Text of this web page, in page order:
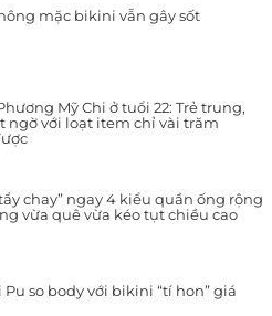
mặc bikini vẫn gây sốt
Mỹ Chi ở tuổi 22: Trẻ trung,
ngờ với loạt item chỉ vài trăm
chay” ngay 4 kiểu quần ống rộng
vừa quê vừa kéo tụt chiều cao
Pu so body với bikini “tí hon” giá